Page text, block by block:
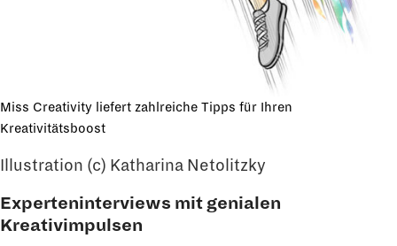
Miss Creativity liefert zahlreiche Tipps für Ihren
Kreativitätsboost
Illustration (c) Katharina Netolitzky
Experteninterviews mit genialen
Kreativimpulsen